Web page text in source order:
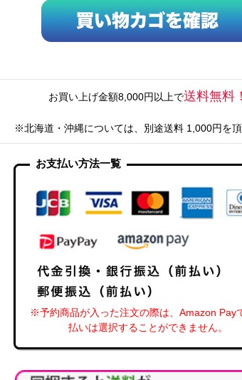
お買い上げ金額8,000円以上で送料無料！
※北海道・沖縄については、別途送料 1,000円を頂
お支払い方法一覧
※予約商品が入った注文の際は、Amazon Pay
払いは選択することができません。